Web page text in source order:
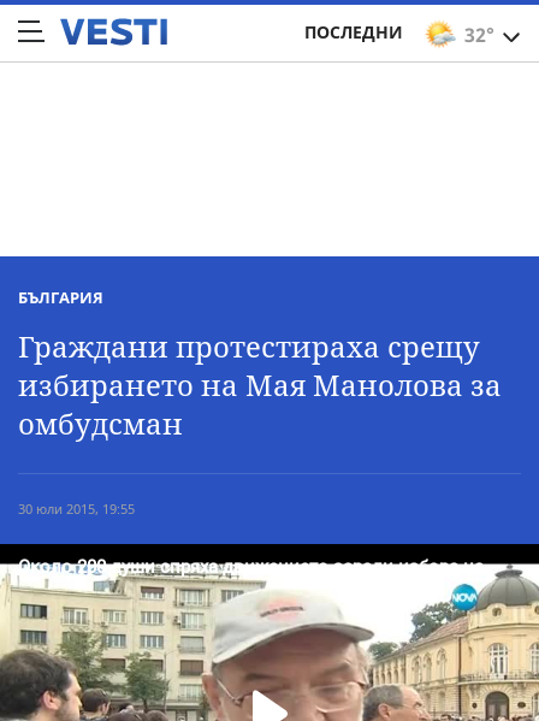
32°
ПОСЛЕДНИ
БЪЛГАРИЯ
Граждани протестираха срещу
избирането на Мая Манолова за
омбудсман
30 юли 2015, 19:55